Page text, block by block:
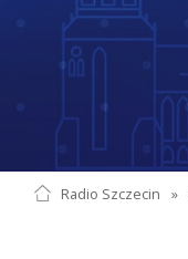
Radio Szczecin »